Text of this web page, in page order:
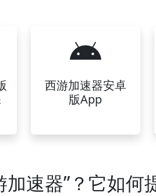
西游加速器安卓
版App
加速器”？它如何